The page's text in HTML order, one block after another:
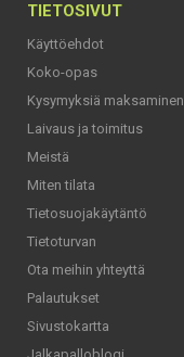
TIETOSIVUT
Käyttöehdot
Koko-opas
Kysymyksiä maksaminen
Laivaus ja toimitus
Meistä
Miten tilata
Tietosuojakäytäntö
Tietoturvan
Ota meihin yhteyttä
Palautukset
Sivustokartta